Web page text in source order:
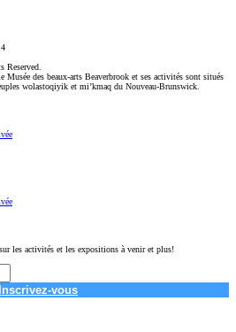
Musée des beaux-arts Beaverbrook et ses activités sont situés
wolastoqiyik et mi’kmaq du Nouveau-Brunswick.
les activités et les expositions à venir et plus!
Inscrivez-vous